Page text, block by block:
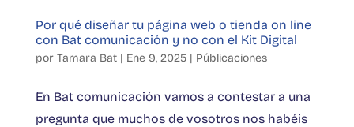
Por qué diseñar tu página web o tienda on line
con Bat comunicación y no con el Kit Digital
por Tamara Bat| Ene 9, 2025| Públicaciones
En Bat comunicación vamos a contestar a una
pregunta que muchos de vosotros nos habéis